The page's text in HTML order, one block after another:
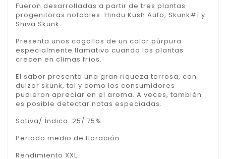
Fueron desarrolladas a partir de tres plantas
progenitoras notables: Hindu Kush Auto, Skunk#1 y
Shiva Skunk.
Presenta unos cogollos de un color púrpura
especialmente llamativo cuando las plantas
crecen en climas fríos.
El sabor presenta una gran riqueza terrosa, con
dulzor skunk, tal y como los consumidores
pudieron apreciar en el aroma. A veces, también
es posible detectar notas especiadas.
Sativa/ Índica: 25/ 75%
Periodo medio de floración.
Rendimiento XXL